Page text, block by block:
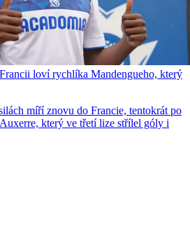
loví rychlíka Mandengueho, který
míří znovu do Francie, tentokrát po
který ve třetí lize střílel góly i